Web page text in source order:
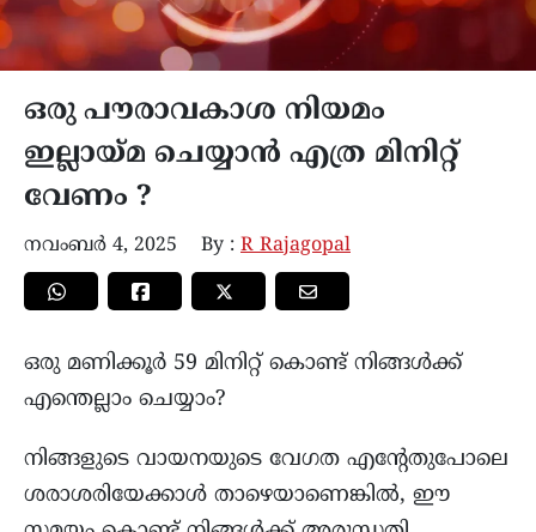
ഒരു പൗരാവകാശ നിയമം
ഇല്ലായ്മ ചെയ്യാൻ എത്ര മിനിറ്റ്
വേണം ?
നവംബർ 4, 2025 By : R Rajagopal
ഒരു മണിക്കൂർ 59 മിനിറ്റ് കൊണ്ട് നിങ്ങൾക്ക്
എന്തെല്ലാം ചെയ്യാം?
നിങ്ങളുടെ വായനയുടെ വേഗത എന്റേതുപോലെ
ശരാശരിയേക്കാൾ താഴെയാണെങ്കിൽ, ഈ